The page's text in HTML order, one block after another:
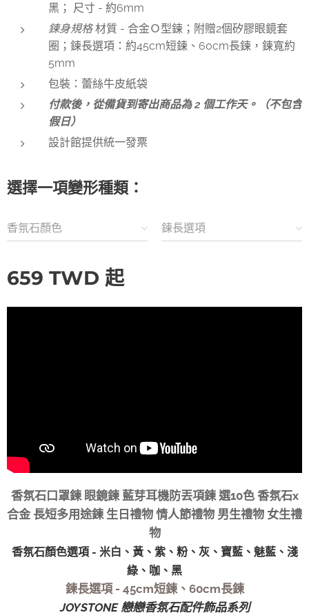
黑； 尺寸 - 約6mm
鍊身規格材質 - 合金Ｏ型鍊；附贈2個矽膠眼鏡套
圈；鍊長選項：約45cm短鍊、60cm長鍊，鍊寬約
5mm
包裝：蕾絲牛皮紙袋
付款後，從備貨到寄出商品為 2 個工作天。（不包含
假日）
設計館提供統一發票
選擇一項變形種類：
香氛石顏色 鍊長選項
659 TWD 起
香氛石口罩鍊 眼鏡鍊 藍芽耳機防丟項鍊 選10色 香氛石x
合金 長短多用途鍊 生日禮物 情人節禮物 男生禮物 女生禮
物
香氛石顏色選項 - 米白、黃、紫、粉、灰、寶藍、魅藍、淺
綠、咖、黑
鍊長選項 - 45cm短鍊、60cm長鍊
JOYSTONE 戀戀香氛石配件飾品系列